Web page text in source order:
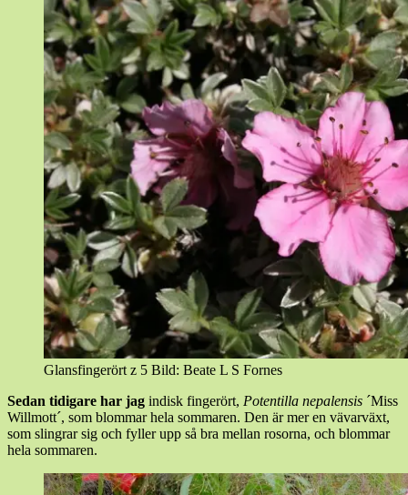
Glansfingerört z 5 Bild: Beate L S Fornes
Sedan tidigare har jag indisk fingerört, Potentilla nepalensis ´Miss
Willmott´, som blommar hela sommaren. Den är mer en vävarväxt,
som slingrar sig och fyller upp så bra mellan rosorna, och blommar
hela sommaren.